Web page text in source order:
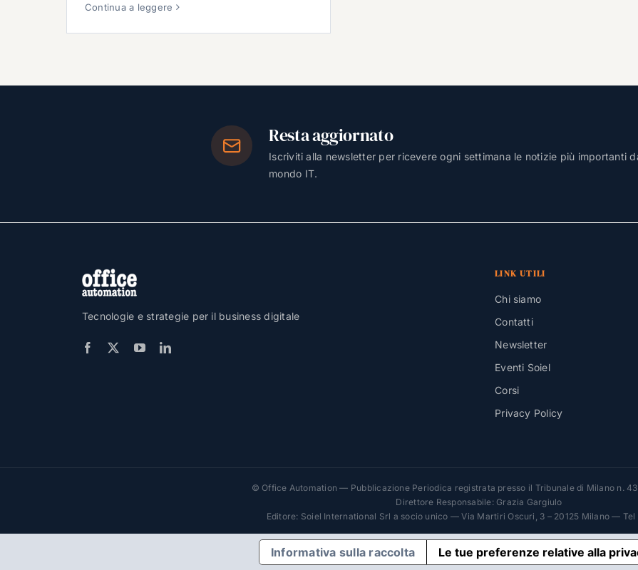
Continua a leggere
Resta aggiornato
Iscriviti alla newsletter per ricevere ogni settimana le notizie più importanti
mondo IT.
Tecnologie e strategie per il business digitale
LINK UTILI
Chi siamo
Contatti
Newsletter
Eventi Soiel
Corsi
Privacy Policy
© Office Automation — Pubblicazione Periodica registrata presso il Tribunale di Milano n.
Direttore Responsabile: Grazia Gargiulo
Editore: Soiel International Srl a socio unico — Via Martiri Oscuri, 3 – 20125 Milano — Tel
Informativa sulla raccolta Le tue preferenze relative alla